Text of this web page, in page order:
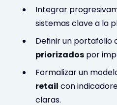
Integrar
sistemas clave a la
Definir un portafolio
priorizados por
Formalizar un
retail con
claras.